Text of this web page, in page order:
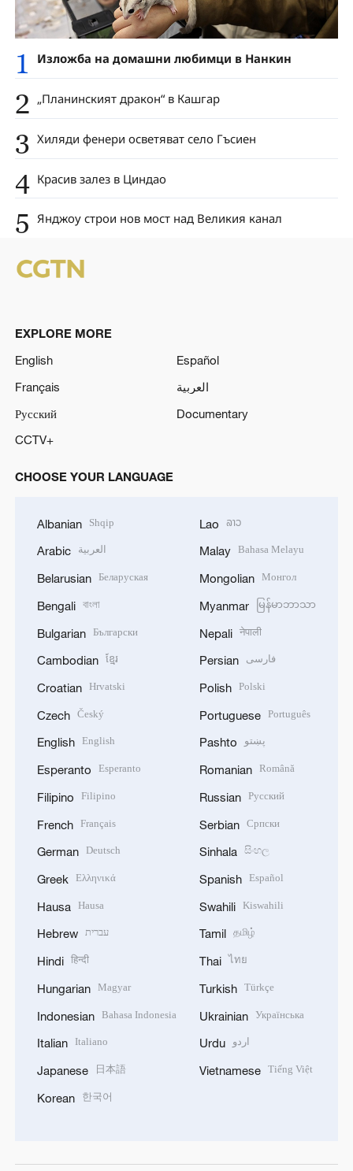
1 Изложба на домашни любимци в Нанкин
2 „Планинският дракон“ в Кашгар
3 Хиляди фенери осветяват село Гъсиен
4 Красив залез в Циндао
5 Янджоу строи нов мост над Великия канал
EXPLORE MORE
English
Español
Français
العربية
Русский
Documentary
CCTV+
CHOOSE YOUR LANGUAGE
Albanian Shqip
Arabic العربية
Belarusian Беларуская
Bengali বাংলা
Bulgarian Български
Cambodian ខ្មែរ
Croatian Hrvatski
Czech Český
English English
Esperanto Esperanto
Filipino Filipino
French Français
German Deutsch
Greek Ελληνικά
Hausa Hausa
Hebrew עברית
Hindi हिन्दी
Hungarian Magyar
Indonesian Bahasa Indonesia
Italian Italiano
Japanese 日本語
Korean 한국어
Lao ລາວ
Malay Bahasa Melayu
Mongolian Монгол
Myanmar မြန်မာဘာသာ
Nepali नेपाली
Persian فارسی
Polish Polski
Portuguese Português
Pashto پښتو
Romanian Română
Russian Русский
Serbian Српски
Sinhala සිංහල
Spanish Español
Swahili Kiswahili
Tamil தமிழ்
Thai ไทย
Turkish Türkçe
Ukrainian Українська
Urdu اردو
Vietnamese Tiếng Việt